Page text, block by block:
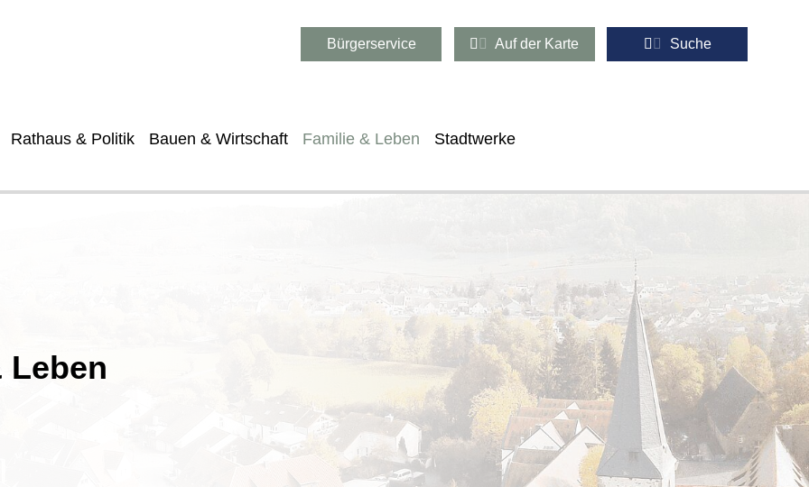
Bürgerservice Auf der Karte Suche
Rathaus & Politik Bauen & Wirtschaft Familie & Leben Stadtwerke
Leben